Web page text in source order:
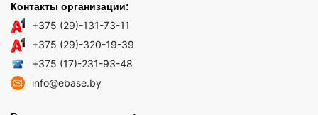
Контакты организации:
+375 (29)-131-73-11
+375 (29)-320-19-39
+375 (17)-231-93-48
info@ebase.by